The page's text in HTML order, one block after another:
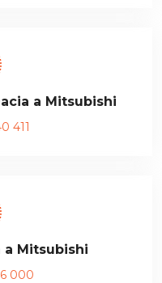
a Mitsubishi
411
a Mitsubishi
000